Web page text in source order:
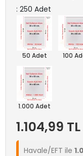
: 250 Adet
50 Adet 100
1.000 Adet
1.104,99 TL
Havale/EFT ile